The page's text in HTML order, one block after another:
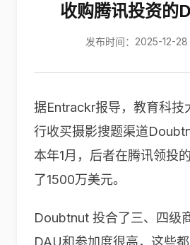
收购腾讯投资
发布时间：2025-12-
据Entrackr报导，教育科技
行收买摄影搜题渠道
本年1月，后者在腾讯领投
了1500万美元。
Doubtnut 投合了三、四级
DAU和参加度很高，这些